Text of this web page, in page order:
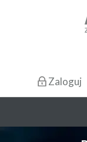
Zaloguj